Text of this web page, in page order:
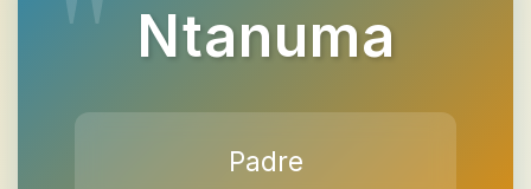
Ntanuma
Padre